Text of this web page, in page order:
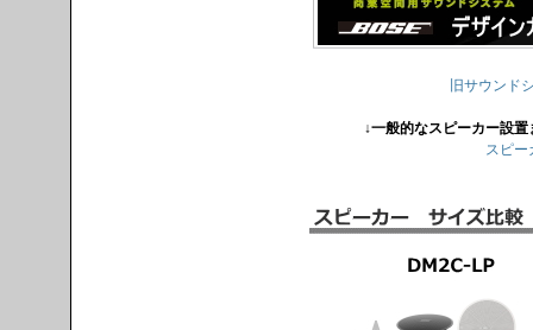
旧サウンド
↓一般的なスピーカー設
スピー